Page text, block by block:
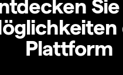
Plattform